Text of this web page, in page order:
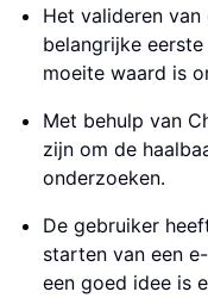
Het valideren
belangrijke
moeite waard is
Met behulp van
zijn om de
onderzoeken.
De gebruiker
starten van een
een goed idee is